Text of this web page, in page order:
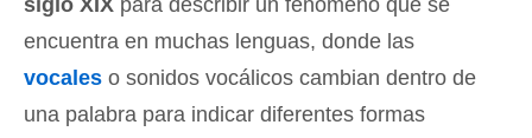
siglo XIX para describir un fenómeno que se
encuentra en muchas lenguas, donde las
vocales o sonidos vocálicos cambian dentro de
una palabra para indicar diferentes formas